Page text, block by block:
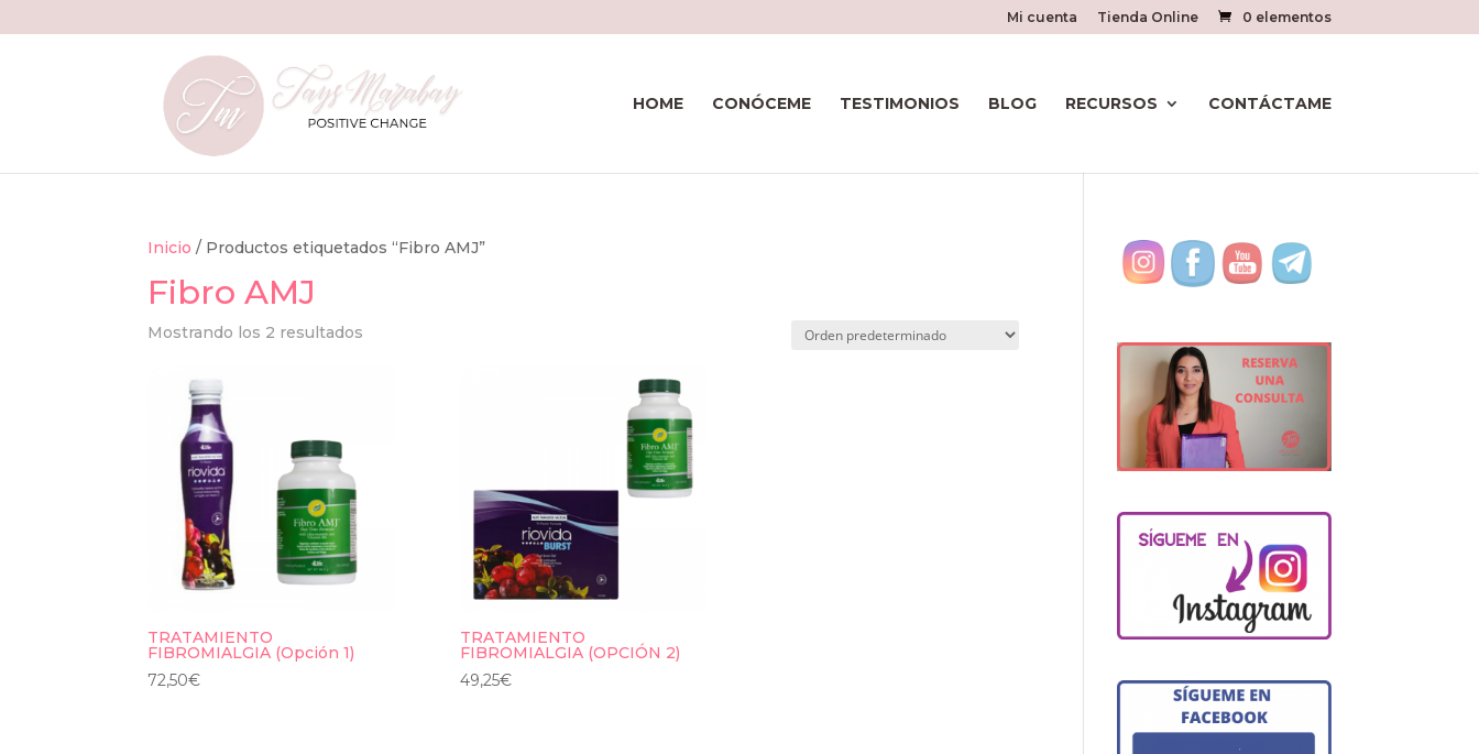
Mi cuenta Tienda Online 0 elementos
HOME CONÓCEME TESTIMONIOS BLOG RECURSOS CONTÁCTAME
Inicio / Productos etiquetados “Fibro AMJ”
Fibro AMJ
Mostrando los 2 resultados
TRATAMIENTO
FIBROMIALGIA (Opción 1)
72,50€
TRATAMIENTO
FIBROMIALGIA (OPCIÓN 2)
49,25€